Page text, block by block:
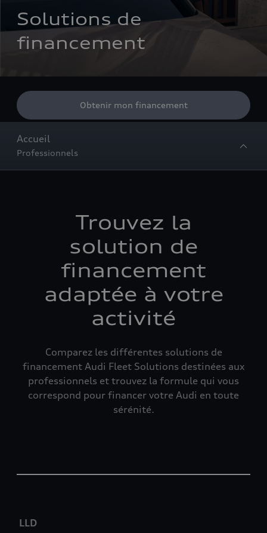
Solutions de
financement
Obtenir mon financement
Accueil
Professionnels
Trouvez la
solution de
financement
adaptée à votre
activité
Comparez les différentes solutions de
financement Audi Fleet Solutions destinées aux
professionnels et trouvez la formule qui vous
correspond pour financer votre Audi en toute
sérénité.
LLD